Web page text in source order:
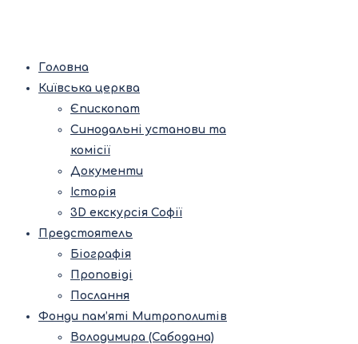
Головна
Київська церква
Єпископат
Синодальні установи та
комісії
Документи
Історія
3D екскурсія Софії
Предстоятель
Біографія
Проповіді
Послання
Фонди пам’яті Митрополитів
Володимира (Сабодана)